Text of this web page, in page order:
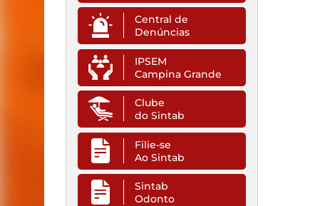
Central de
Denúncias
IPSEM
Campina Grande
Clube
do Sintab
Filie-se
Ao Sintab
Sintab
Odonto